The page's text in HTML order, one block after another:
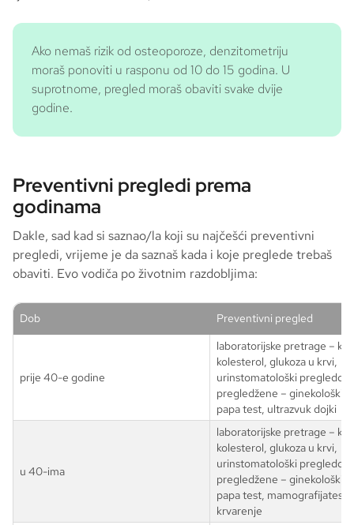
Ako nemaš rizik od osteoporoze, denzitometriju
moraš ponoviti u rasponu od 10 do 15 godina. U
suprotnome, pregled moraš obaviti svake dvije
godine.
Preventivni pregledi prema
godinama
Dakle, sad kad si saznao/la koji su najčešći preventivni
pregledi, vrijeme je da saznaš kada i koje preglede trebaš
obaviti. Evo vodiča po životnim razdobljima:
Dob Preventivni pregled
prije 40-e godine
laboratorijske pretrage –
kolesterol, glukoza u krvi,
urinstomatološki
pregledžene – ginekološki
papa test, ultrazvuk dojki
u 40-ima
laboratorijske pretrage –
kolesterol, glukoza u krvi,
urinstomatološki
pregledžene – ginekološki
papa test, mamografijatest
krvarenje